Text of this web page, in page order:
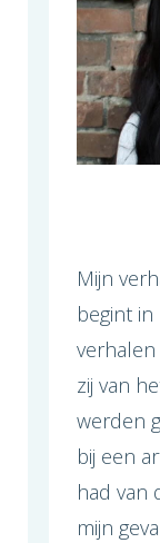
Mijn
begint
zij van
werden
bij een
had van
mijn